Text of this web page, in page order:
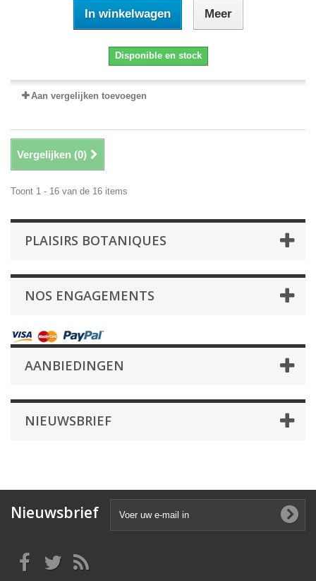
In winkelwagen Meer
Disponible en stock
Aan vergelijken toevoegen
Vergelijken (0)
Toont 1 - 16 van de 16 items
PLAISIRS BOTANIQUES
NOS ENGAGEMENTS
AANBIEDINGEN
NIEUWSBRIEF
Nieuwsbrief